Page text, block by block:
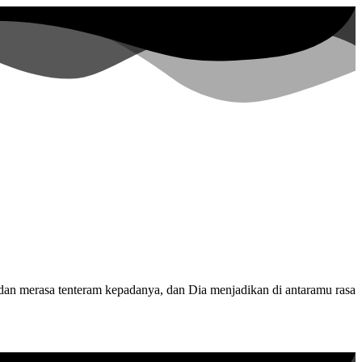
merasa tenteram kepadanya, dan Dia menjadikan di antaramu rasa